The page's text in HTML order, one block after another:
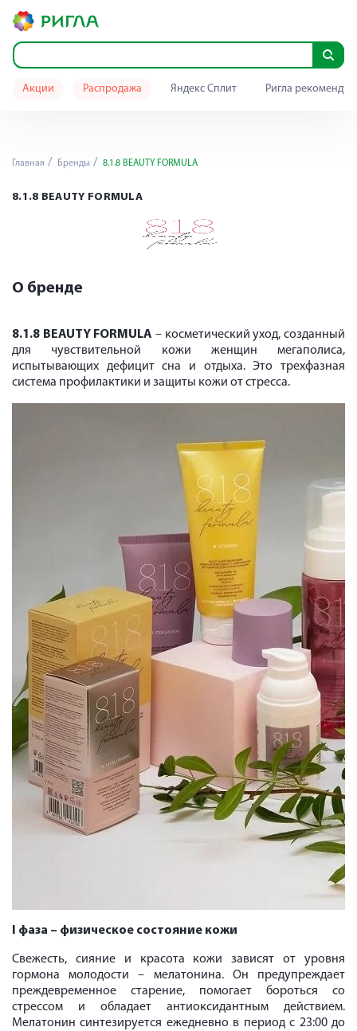
Акции Распродажа Яндекс Сплит Ригла
Главная Бренды 8.1.8 BEAUTY FORMULA
8.1.8 BEAUTY FORMULA
О бренде
8.1.8 BEAUTY FORMULA – косметический уход, созданный
для чувствительной кожи женщин мегаполиса,
испытывающих дефицит сна и отдыха. Это трехфазная
система профилактики и защиты кожи от стресса.
I фаза – физическое состояние кожи
Свежесть, сияние и красота кожи зависят от уровня
гормона молодости – мелатонина. Он предупреждает
преждевременное старение, помогает бороться со
стрессом и обладает антиоксидантным действием.
Мелатонин синтезируется ежедневно в период с 23:00 до